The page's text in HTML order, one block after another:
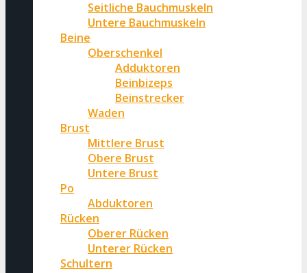
Seitliche Bauchmuskeln
Untere Bauchmuskeln
Beine
Oberschenkel
Adduktoren
Beinbizeps
Beinstrecker
Waden
Brust
Mittlere Brust
Obere Brust
Untere Brust
Po
Abduktoren
Rücken
Oberer Rücken
Unterer Rücken
Schultern